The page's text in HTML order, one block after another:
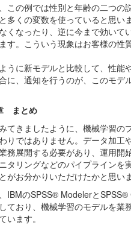
この例では性別と年齢の二つの
多くの変数を使っていると思い
くなったり、逆に今まで効いて
す。こういう現象はお客様の性
うに新モデルと比較して、性能
に、通知を行うのが、このモデ
まとめ
てきましたように、機械学習の
りではありません。データ加工
務展開する必要があり、運用開
タリングなどのパイプラインを
がお分かりいただけたかと思いま
IBMのSPSS® Modelerと
ており、機械学習のモデルを業
います。